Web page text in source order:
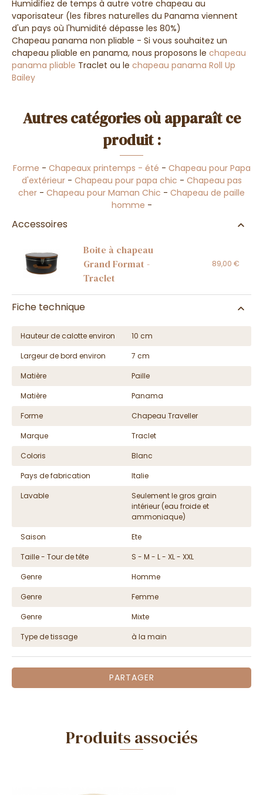
Humidifiez de temps à autre votre chapeau au
vaporisateur (les fibres naturelles du Panama viennent
d'un pays où l'humidité dépasse les 80%)
Chapeau panama non pliable - Si vous souhaitez un
chapeau pliable en panama, nous proposons le chapeau
panama pliable Traclet ou le chapeau panama Roll Up
Bailey
Autres catégories où apparaît ce
produit :
Forme - Chapeaux printemps - été - Chapeau pour Papa
d'extérieur- Chapeau pour papa chic - Chapeau pas
cher - Chapeau pour Maman Chic - Chapeau de paille
homme -
Accessoires
Boite à chapeau
Grand Format -
Traclet
89,00 €
Fiche technique
Hauteur de calotte environ
10 cm
Largeur de bord environ
7 cm
Matière
Paille
Matière
Panama
Forme
Chapeau Traveller
Marque
Traclet
Coloris
Blanc
Pays de fabrication
Italie
Lavable
Seulement le gros grain
intérieur (eau froide et
ammoniaque)
Saison
Ete
Taille - Tour de tête
S - M - L - XL - XXL
Genre
Homme
Genre
Femme
Genre
Mixte
Type de tissage
à la main
PARTAGER
Produits associés